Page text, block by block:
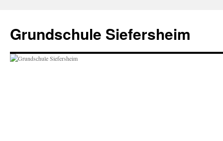
springen
Grundschule Siefersheim